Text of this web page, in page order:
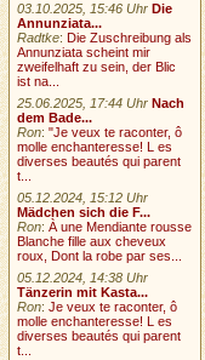
03.10.2025, 15:46 Uhr Die
Annunziata...
Radtke: Die Zuschreibung als
Annunziata scheint mir
zweifelhaft zu sein, der Blic
ist na...
25.06.2025, 17:44 Uhr Nach
dem Bade...
Ron:"Je veux te raconter, ô
molle enchanteresse! L es
diverses beautés qui parent
t...
05.12.2024, 15:12 Uhr
Mädchen sich die F...
Ron:À une Mendiante rousse
Blanche fille aux cheveux
roux, Dont la robe par ses...
05.12.2024, 14:38 Uhr
Tänzerin mit Kasta...
Ron:Je veux te raconter, ô
molle enchanteresse! L es
diverses beautés qui parent
t...